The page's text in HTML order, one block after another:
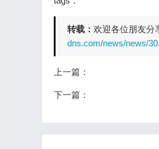
转载： 欢迎各位朋友分
dns.com/news/news/
上一篇：
下一篇：